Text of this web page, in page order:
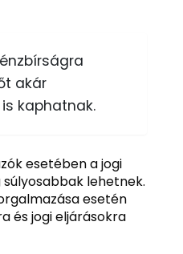
akár
kaphatnak.
esetében a jogi
lehetnek.
esetén
és jogi eljárásokra